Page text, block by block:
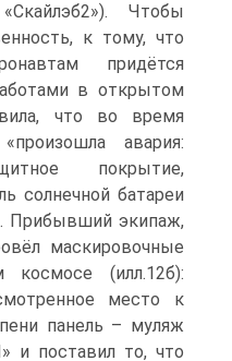
Чтобы
к тому, что
придётся
в открытом
что во время
авария:
покрытие,
солнечной батареи
Прибывший экипаж,
маскировочные
(илл.12б):
место к
панель – муляж
и поставил то, что